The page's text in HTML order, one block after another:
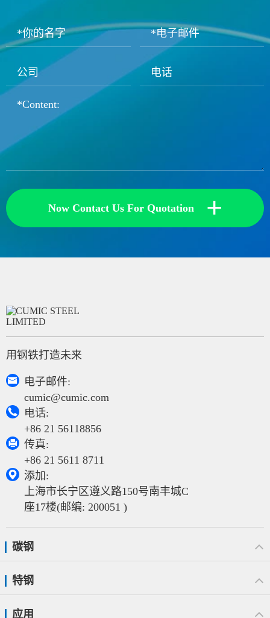
Now Contact Us For Quotation +
用钢铁打造未来

电子邮件:
cumic@cumic.com

电话:
+86 21 56118856

传真:
+86 21 5611 8711

添加:
上海市长宁区遵义路150号南丰城C
座17楼(邮编: 200051 )
碳钢
特钢
应用